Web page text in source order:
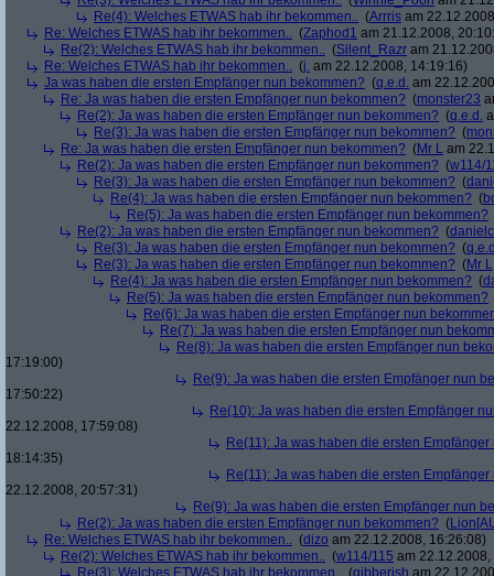
Re(4): Welches ETWAS hab ihr bekommen.. (Arrris am
Re: Welches ETWAS hab ihr bekommen.. (Zaphod1 am 21.12.2008,
Re(2): Welches ETWAS hab ihr bekommen.. (Silent_Razr am
Re: Welches ETWAS hab ihr bekommen.. (j. am 22.12.2008, 14:19:16)
Ja was haben die ersten Empfänger nun bekommen? (q.e.d. am
Re: Ja was haben die ersten Empfänger nun bekommen? (monster23
Re(2): Ja was haben die ersten Empfänger nun bekommen? (q.e.d.
Re(3): Ja was haben die ersten Empfänger nun bekommen? (
Re: Ja was haben die ersten Empfänger nun bekommen? (Mr L am
Re(2): Ja was haben die ersten Empfänger nun bekommen? (w114/
Re(3): Ja was haben die ersten Empfänger nun bekommen? (
Re(4): Ja was haben die ersten Empfänger nun bekommen? (
Re(5): Ja was haben die ersten Empfänger nun bekommen?
Re(2): Ja was haben die ersten Empfänger nun bekommen? (
Re(3): Ja was haben die ersten Empfänger nun bekommen? (
Re(3): Ja was haben die ersten Empfänger nun bekommen? (Mr L
Re(4): Ja was haben die ersten Empfänger nun bekommen? (
Re(5): Ja was haben die ersten Empfänger nun bekommen?
Re(6): Ja was haben die ersten Empfänger nun
Re(7): Ja was haben die ersten Empfänger nun
Re(8): Ja was haben die ersten Empfänger nun
17:19:00)
Re(9): Ja was haben die ersten Empfänger nun
17:50:22)
Re(10): Ja was haben die ersten Empfänger
22.12.2008, 17:59:08)
Re(11): Ja was haben die ersten
18:14:35)
Re(11): Ja was haben die ersten
22.12.2008, 20:57:31)
Re(9): Ja was haben die ersten Empfänger nun
Re(2): Ja was haben die ersten Empfänger nun bekommen? (
Re: Welches ETWAS hab ihr bekommen.. (dizo am 22.12.2008, 16:26:08)
Re(2): Welches ETWAS hab ihr bekommen.. (w114/115 am
Re(3): Welches ETWAS hab ihr bekommen.. (gibberish am